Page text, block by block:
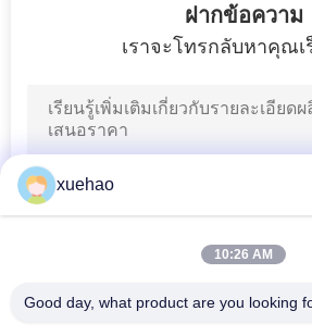
Steam
Forging
ฝากข้อความ
เราจะโทรกลับหาคุณเ
xuehao
10:26 AM
Good day, what product are you looking